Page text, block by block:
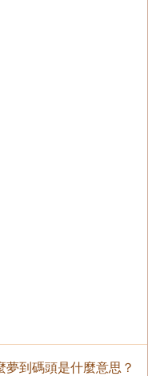
到碼頭是什麼意思？